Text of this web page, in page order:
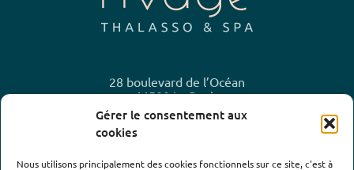
Gérer le consentement aux
cookies
Nous utilisons principalement des cookies fonctionnels sur ce site, c'est à
28 boulevard de l’Océan
44500 La Baule
02 40 23 10 20